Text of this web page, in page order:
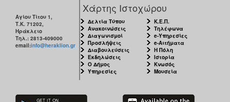
Αγίου Τίτου 1,
Τ.Κ. 71202,
Ηράκλειο
Τηλ.: 2813-409000
email:info@heraklion.gr
Χάρτης Ιστοχώρου
Δελτία Τύπου
Ανακοινώσεις
Διαγωνισμοί
Προσλήψεις
Διαβουλεύσεις
Εκδηλώσεις
Ο Δήμος
Υπηρεσίες
Κ.Ε.Π.
Τηλέφωνα
e-Υπηρεσίες
e-Αιτήματα
Η Πόλη
Ιστορία
Κνωσός
Μουσεία